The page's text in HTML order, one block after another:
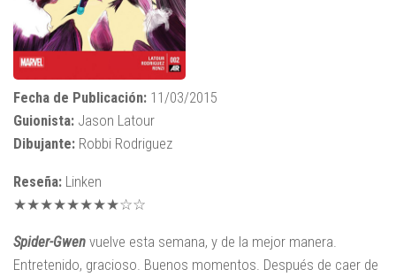
Fecha de Publicación: 11/03/2015
Guionista: Jason Latour
Dibujante: Robbi Rodriguez
Reseña: Linken
★★★★★★★★☆☆
Spider-Gwen vuelve esta semana, y de la mejor manera.
Entretenido, gracioso. Buenos momentos. Después de caer de